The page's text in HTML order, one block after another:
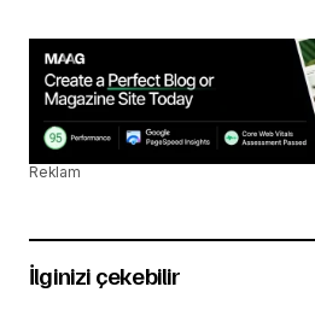
Reklam
İlginizi çekebilir